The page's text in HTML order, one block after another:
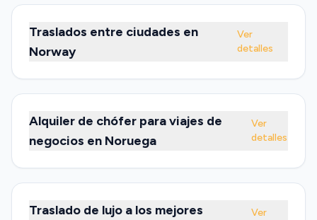
Traslados entre ciudades en
Norway
Ver
detalles
Alquiler de chófer para viajes de
negocios en Noruega
Ver
detalles
Traslado de lujo a los mejores
Ver